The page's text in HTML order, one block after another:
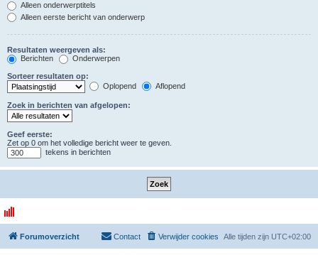
Alleen onderwerptitels
Alleen eerste bericht van onderwerp
Resultaten weergeven als:
Berichten
Onderwerpen
Sorteer resultaten op:
Oplopend
Aflopend
Zoek in berichten van afgelopen:
Geef eerste:
Zet op 0 om het volledige bericht weer te geven.
tekens in berichten
Forumoverzicht Alle tijden zijn UTC+02:00
Verwijder cookies
Contact